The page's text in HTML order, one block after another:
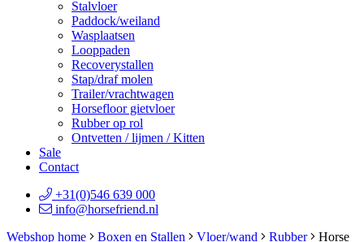
Stalvloer
Paddock/weiland
Wasplaatsen
Looppaden
Recoverystallen
Stap/draf molen
Trailer/vrachtwagen
Horsefloor gietvloer
Rubber op rol
Ontvetten / lijmen / Kitten
Sale
Contact
+31(0)546 639 000
info@horsefriend.nl
Webshop home
Boxen en Stallen Vloer/wand Rubber Horse